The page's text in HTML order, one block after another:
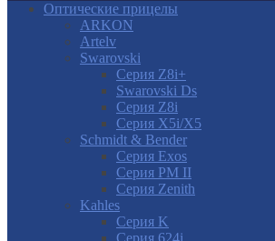
Оптические прицелы
ARKON
Artelv
Swarovski
Серия Z8i+
Swarovski Ds
Серия Z8i
Серия X5i/X5
Schmidt & Bender
Серия Exos
Серия PM II
Cерия Zenith
Kahles
Серия K
Серия 624i